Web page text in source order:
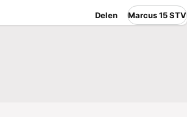
Delen Marcus 15 STV